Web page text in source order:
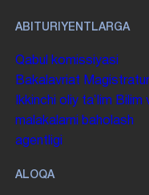
ABITURIYENTLARGA
Qabul komissiyasi
Bakalavriat
Ikkinchi oliy taʼlim Bilim
malakalarni baholash
agentligi
ALOQA